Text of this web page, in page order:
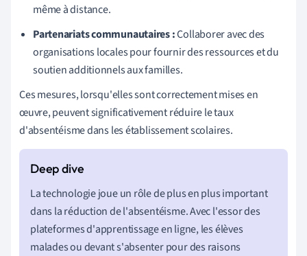
même à distance.
Partenariats communautaires :Collaborer avec des
organisations locales pour fournir des ressources et du
soutien additionnels aux familles.
Ces mesures, lorsqu'elles sont correctement mises en
œuvre, peuvent significativement réduire le taux
d'absentéisme dans les établissement scolaires.
La technologie joue un rôle de plus en plus important
dans la réduction de l'absentéisme. Avec l'essor des
plateformes d'apprentissage en ligne, les élèves
malades ou devant s'absenter pour des raisons